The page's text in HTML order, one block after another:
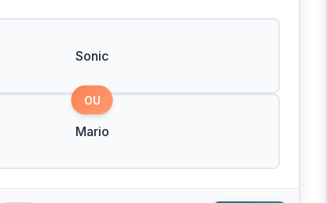
Sonic
OU
Mario